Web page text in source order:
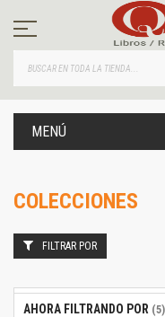
contenido
MENÚ
COLECCIONES
FILTRAR POR
AHORA FILTRANDO POR